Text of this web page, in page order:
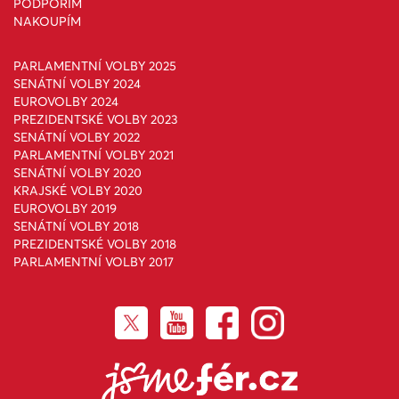
PODPOŘÍM
NAKOUPÍM
PARLAMENTNÍ VOLBY 2025
SENÁTNÍ VOLBY 2024
EUROVOLBY 2024
PREZIDENTSKÉ VOLBY 2023
SENÁTNÍ VOLBY 2022
PARLAMENTNÍ VOLBY 2021
SENÁTNÍ VOLBY 2020
KRAJSKÉ VOLBY 2020
EUROVOLBY 2019
SENÁTNÍ VOLBY 2018
PREZIDENTSKÉ VOLBY 2018
PARLAMENTNÍ VOLBY 2017